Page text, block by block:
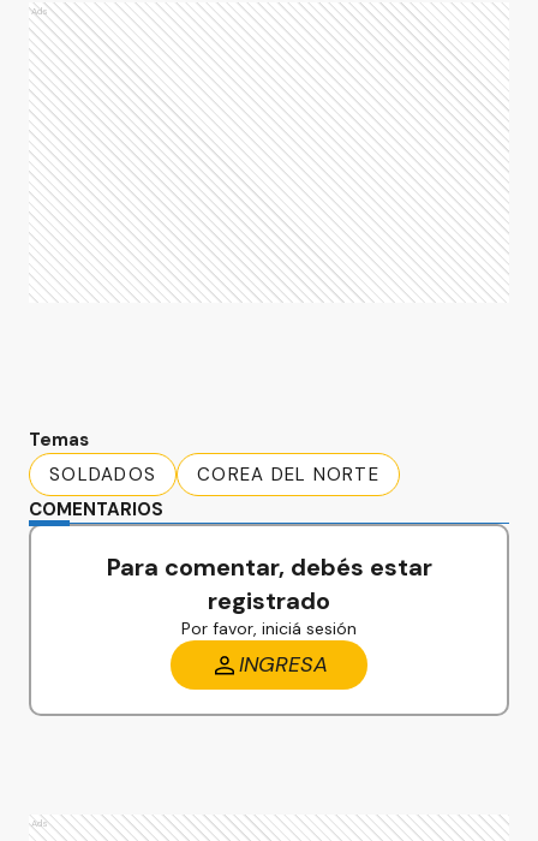
Ads
Temas
SOLDADOS
COREA DEL NORTE
COMENTARIOS
Para comentar, debés estar
registrado
Por favor, iniciá sesión
INGRESA
Ads